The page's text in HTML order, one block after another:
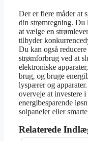
Der er flere måder at
din strømregning. Du
at vælge en
tilbyder
Du kan også
strømforbrug ved at
elektroniske
brug, og bruge
lyspærer og
overveje at investere i
energibesparende
solpaneler eller
Relaterede